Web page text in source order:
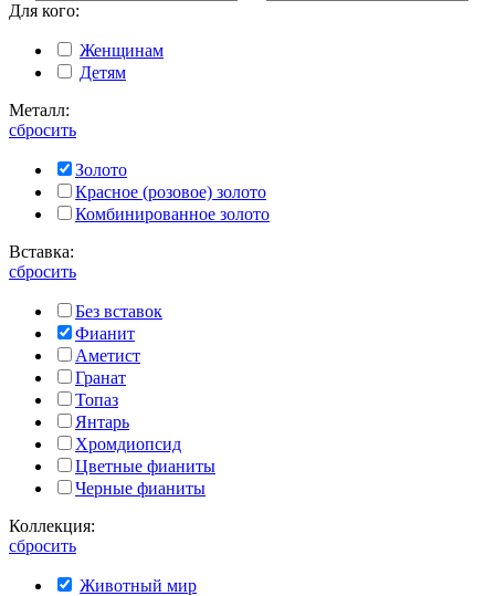
Для кого:
Женщинам
Детям
Металл:
сбросить
Золото
Красное (розовое) золото
Комбинированное золото
Вставка:
сбросить
Без вставок
Фианит
Аметист
Гранат
Топаз
Янтарь
Хромдиопсид
Цветные фианиты
Черные фианиты
Коллекция:
сбросить
Животный мир